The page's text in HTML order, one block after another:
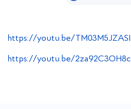
https://youtu.be/TM03M5JZASI
https://youtu.be/2za92C3OH8c